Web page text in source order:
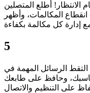
الانتظار! أطلع المتصلين
المكالمات، وأظهر
إدارة كل مكالمة بكفاءة
5
التقط الرسائل المهمة في
وحافظ على طابعك
على التنظيم والاتصال